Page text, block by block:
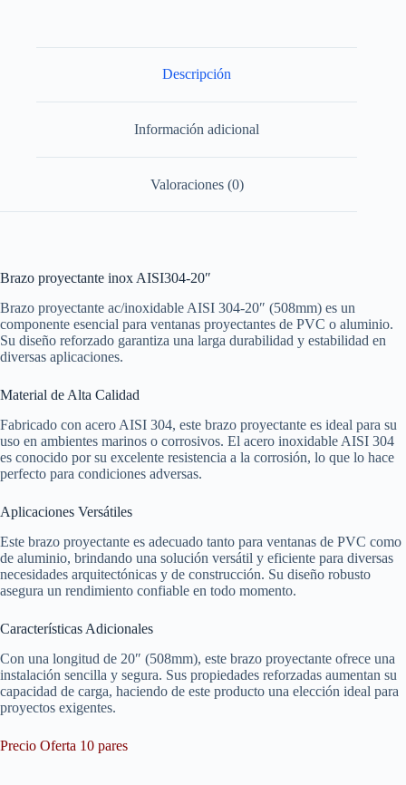
Descripción
Información adicional
Valoraciones (0)
Brazo proyectante inox AISI304-20″
Brazo proyectante ac/inoxidable AISI 304-20″ (508mm) es un
componente esencial para ventanas proyectantes de PVC o aluminio.
Su diseño reforzado garantiza una larga durabilidad y estabilidad en
diversas aplicaciones.
Material de Alta Calidad
Fabricado con acero AISI 304, este brazo proyectante es ideal para su
uso en ambientes marinos o corrosivos. El acero inoxidable AISI 304
es conocido por su excelente resistencia a la corrosión, lo que lo hace
perfecto para condiciones adversas.
Aplicaciones Versátiles
Este brazo proyectante es adecuado tanto para ventanas de PVC como
de aluminio, brindando una solución versátil y eficiente para diversas
necesidades arquitectónicas y de construcción. Su diseño robusto
asegura un rendimiento confiable en todo momento.
Características Adicionales
Con una longitud de 20″ (508mm), este brazo proyectante ofrece una
instalación sencilla y segura. Sus propiedades reforzadas aumentan su
capacidad de carga, haciendo de este producto una elección ideal para
proyectos exigentes.
Precio Oferta 10 pares